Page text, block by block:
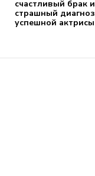
счастливый брак и
страшный диагноз
успешной актрисы